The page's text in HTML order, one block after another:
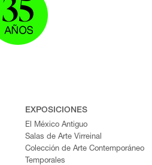
EXPOSICIONES
El México Antiguo
Salas de Arte Virreinal
Colección de Arte Contemporáneo
Temporales